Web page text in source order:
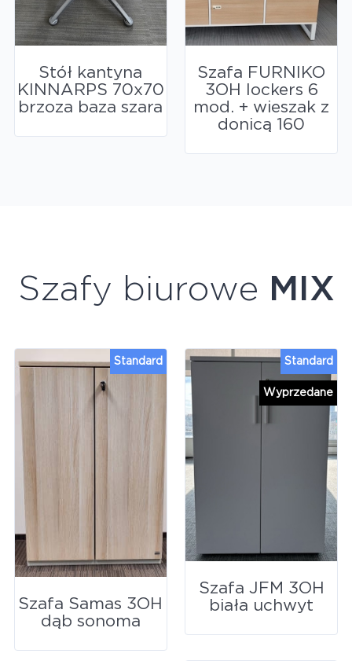
Stół kantyna
KINNARPS 70x70
brzoza baza szara
Szafa FURNIKO
3OH lockers 6
mod. + wieszak z
donicą 160
Szafy biurowe MIX
Standard
Szafa Samas 3OH
dąb sonoma
Wyprzedane
Standard
Szafa JFM 3OH
biała uchwyt